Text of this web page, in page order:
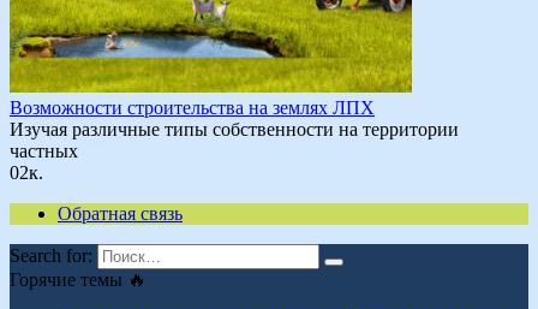
Возможности строительства на землях ЛПХ
Изучая различные типы собственности на территории
частных
02к.
Обратная связь
Search for:
Горячие темы 🔥